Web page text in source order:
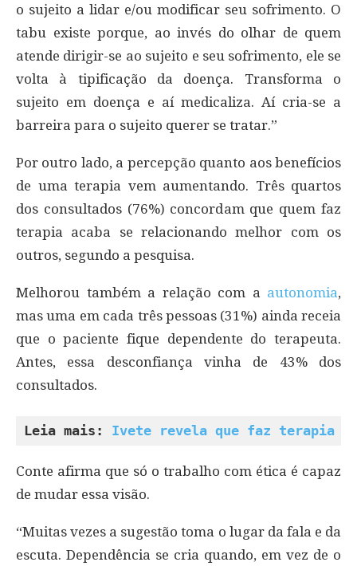
o sujeito a lidar e/ou modificar seu sofrimento. O
tabu existe porque, ao invés do olhar de quem
atende dirigir-se ao sujeito e seu sofrimento, ele se
volta à tipificação da doença. Transforma o
sujeito em doença e aí medicaliza. Aí cria-se a
barreira para o sujeito querer se tratar.”
Por outro lado, a percepção quanto aos benefícios
de uma terapia vem aumentando. Três quartos
dos consultados (76%) concordam que quem faz
terapia acaba se relacionando melhor com os
outros, segundo a pesquisa.
Melhorou também a relação com a autonomia,
mas uma em cada três pessoas (31%) ainda receia
que o paciente fique dependente do terapeuta.
Antes, essa desconfiança vinha de 43% dos
consultados.
Leia mais: Ivete revela que faz terapia há
Conte afirma que só o trabalho com ética é capaz
de mudar essa visão.
“Muitas vezes a sugestão toma o lugar da fala e da
escuta. Dependência se cria quando, em vez de o